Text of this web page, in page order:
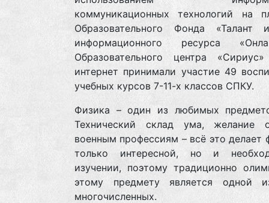
коммуникационных технологий на
Образовательного Фонда «Талант
информационного ресурса
Образовательного центра
интернет принимали участие 49
учебных курсов 7-11-х классов СПКУ.
Физика – один из любимых
Технический склад ума, желание
военным профессиям – всё это делает
только интересной, но и
изучении, поэтому традиционно
этому предмету является одной
многочисленных.